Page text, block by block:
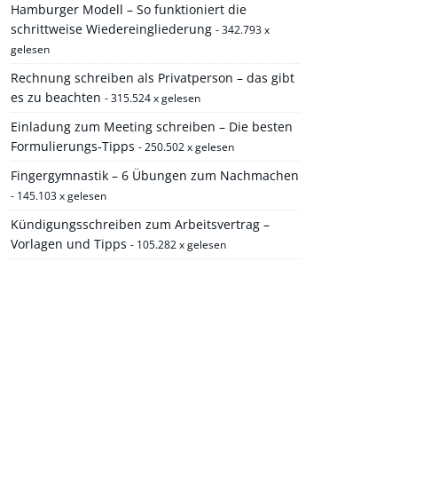
Hamburger Modell – So funktioniert die
schrittweise Wiedereingliederung - 342.793 x
gelesen
Rechnung schreiben als Privatperson – das gibt
es zu beachten - 315.524 x gelesen
Einladung zum Meeting schreiben – Die besten
Formulierungs-Tipps - 250.502 x gelesen
Fingergymnastik – 6 Übungen zum Nachmachen
- 145.103 x gelesen
Kündigungsschreiben zum Arbeitsvertrag –
Vorlagen und Tipps - 105.282 x gelesen